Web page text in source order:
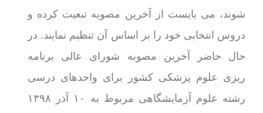
شوند، می بایست از آخرین مصوبه تبعیت کرده و
دروس انتخابی خود را بر اساس آن تنظیم نمایند. در
حال حاضر آخرین مصوبه شورای عالی برنامه
ریزی علوم پزشکی کشور برای واحدهای درسی
رشته علوم آزمایشگاهی مربوط به ۱۰ آذر ۱۳۹۸